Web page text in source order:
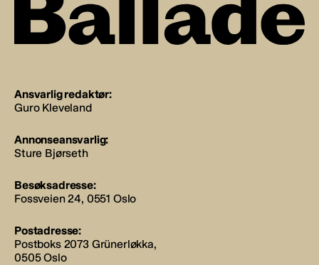
Ansvarlig redaktør:
Guro Kleveland
Annonseansvarlig:
Sture Bjørseth
Besøksadresse:
Fossveien 24, 0551 Oslo
Postadresse:
Postboks 2073 Grünerløkka,
0505 Oslo